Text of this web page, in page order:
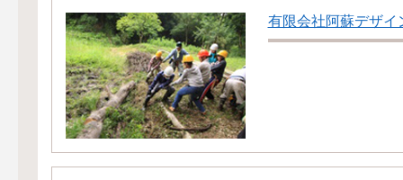
有限会社阿蘇デザイ